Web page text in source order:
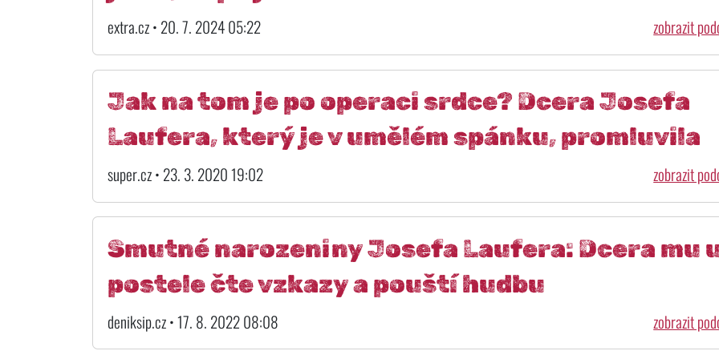
extra.cz • 20. 7. 2024 05:22 zobrazit
Jak na tom je po operaci srdce? Dcera Josefa
Laufera, který je v umělém spánku, promluvila
super.cz • 23. 3. 2020 19:02 zobrazit
Smutné narozeniny Josefa Laufera: Dcera mu
postele čte vzkazy a pouští hudbu
deniksip.cz • 17. 8. 2022 08:08 zobrazit